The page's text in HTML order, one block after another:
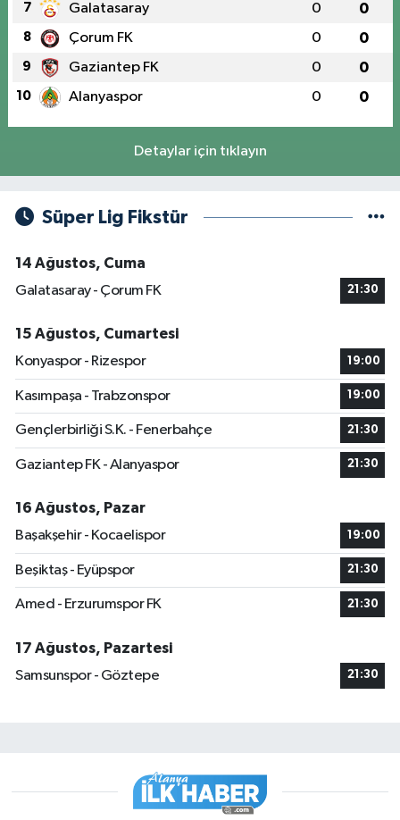
7 Galatasaray 0 0
8 Çorum FK 0 0
9 Gaziantep FK 0 0
10 Alanyaspor 0 0
Detaylar için tıklayın
Süper Lig Fikstür
14 Ağustos, Cuma
Galatasaray - Çorum FK
21:30
15 Ağustos, Cumartesi
Konyaspor - Rizespor
19:00
Kasımpaşa - Trabzonspor 19:00
Gençlerbirliği S.K. - Fenerbahçe 21:30
Gaziantep FK - Alanyaspor 21:30
16 Ağustos, Pazar
Başakşehir - Kocaelispor
19:00
Beşiktaş - Eyüpspor 21:30
Amed - Erzurumspor FK 21:30
17 Ağustos, Pazartesi
Samsunspor - Göztepe
21:30